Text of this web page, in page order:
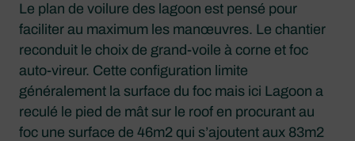
Le plan de voilure des lagoon est pensé pour
faciliter au maximum les manœuvres. Le chantier
reconduit le choix de grand-voile à corne et foc
auto-vireur. Cette configuration limite
généralement la surface du foc mais ici Lagoon a
reculé le pied de mât sur le roof en procurant au
foc une surface de 46m2 qui s’ajoutent aux 83m2